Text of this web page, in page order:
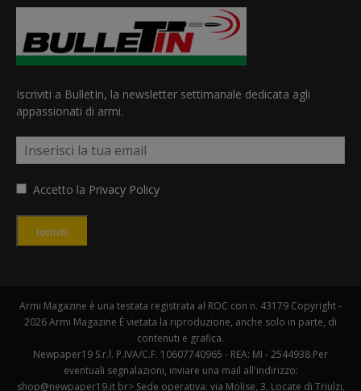
Iscriviti a BulletIn, la newsletter settimanale dedicata agli
appassionati di armi.
Accetto la Privacy Policy
Iscriviti
Armi Magazine è una testata registrata al ROC con n. 43179 Copyright -
2026 Armi Magazine È vietata la riproduzione, anche solo in parte, di
contenuti e grafica.
Newpaper19 S.r.l. P.IVA/C.F. 10607740965 - REA: MI - 2544938 Per
eventuali segnalazioni, inviare una mail all'indirizzo:
shop@newpaper19.it br> Sede operativa: via Molise, 3, Locate di Triulzi,